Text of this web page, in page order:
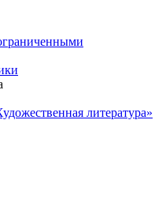
литература»